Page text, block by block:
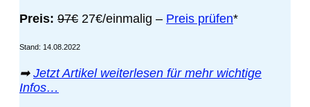
Preis: 97€ 27€/einmalig – Preis prüfen*
Stand: 14.08.2022
➡ Jetzt Artikel weiterlesen für mehr wichtige
Infos…